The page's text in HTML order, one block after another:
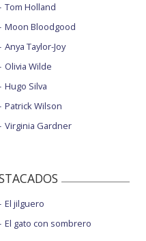
Tom Holland
Moon Bloodgood
Anya Taylor-Joy
Olivia Wilde
Hugo Silva
Patrick Wilson
Virginia Gardner
El jilguero
El gato con sombrero